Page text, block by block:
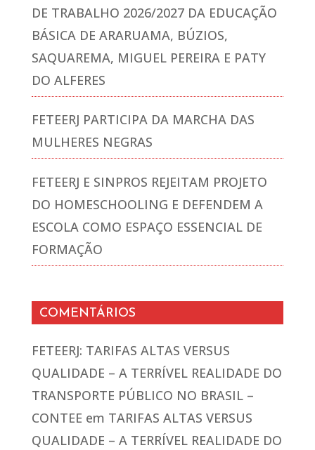
DE TRABALHO 2026/2027 DA EDUCAÇÃO
BÁSICA DE ARARUAMA, BÚZIOS,
SAQUAREMA, MIGUEL PEREIRA E PATY
DO ALFERES
FETEERJ PARTICIPA DA MARCHA DAS
MULHERES NEGRAS
FETEERJ E SINPROS REJEITAM PROJETO
DO HOMESCHOOLING E DEFENDEM A
ESCOLA COMO ESPAÇO ESSENCIAL DE
FORMAÇÃO
COMENTÁRIOS
FETEERJ: TARIFAS ALTAS VERSUS
QUALIDADE – A TERRÍVEL REALIDADE DO
TRANSPORTE PÚBLICO NO BRASIL –
CONTEE em TARIFAS ALTAS VERSUS
QUALIDADE – A TERRÍVEL REALIDADE DO